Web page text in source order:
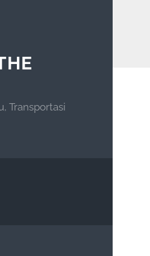
Transportasi